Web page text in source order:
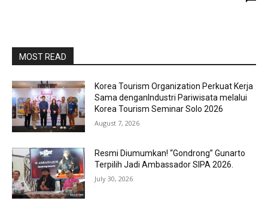
MOST READ
Korea Tourism Organization Perkuat Kerja
Sama denganIndustri Pariwisata melalui
Korea Tourism Seminar Solo 2026
August 7, 2026
Resmi Diumumkan! “Gondrong” Gunarto
Terpilih Jadi Ambassador SIPA 2026.
July 30, 2026